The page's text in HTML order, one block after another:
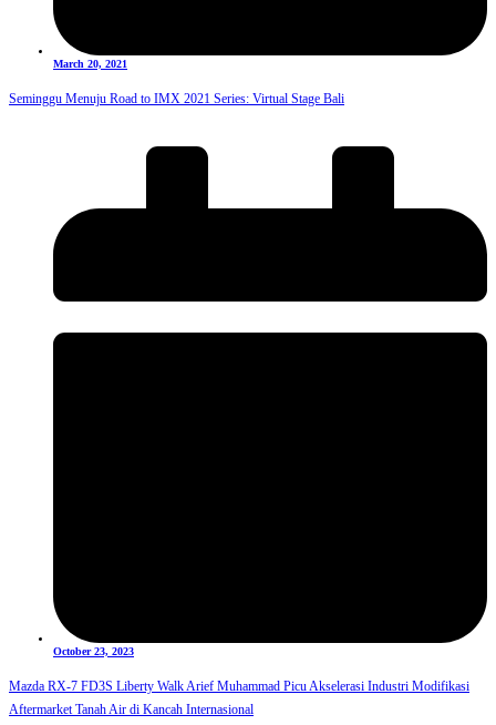
March 20, 2021
Seminggu Menuju Road to IMX 2021 Series: Virtual Stage Bali
October 23, 2023
Mazda RX-7 FD3S Liberty Walk Arief Muhammad Picu Akselerasi Industri Modifikasi
Aftermarket Tanah Air di Kancah Internasional